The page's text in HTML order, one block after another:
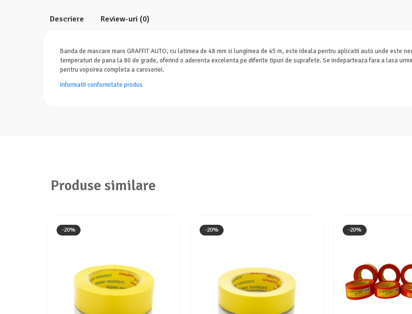
Descriere Review-uri (0)
Banda de mascare maro GRAFFIT AUTO, cu latimea de 48 mm si lungimea de 45 m, este ideala pentru aplicatii auto unde este
temperaturi de pana la 80 de grade, oferind o aderenta excelenta pe diferite tipuri de suprafete. Se indeparteaza fara a lasa
pentru vopsirea completa a caroseriei.
Informatii conformitate produs
Produse similare
-20% -20% -20%